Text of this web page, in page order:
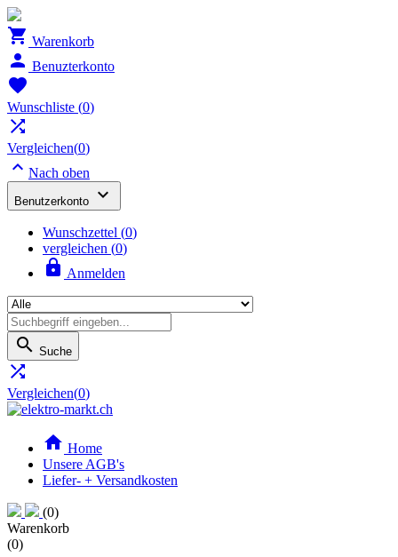
 Warenkorb
 Benuzterkonto

Wunschliste (0)

Vergleichen(0)
 Nach oben
Benutzerkonto 
Wunschzettel (0)
vergleichen (0)
 Anmelden
 Suche

Vergleichen(0)
 Home
Unsere AGB's
Liefer- + Versandkosten
(0)
Warenkorb
(0)